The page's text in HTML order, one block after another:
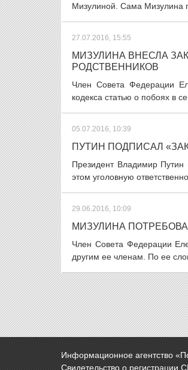
Мизулиной. Сама Мизулина
27.07.2016, 15:55
МИЗУЛИНА ВНЕСЛА
РОДСТВЕННИКОВ
Член Совета Федерации
кодекса статью о побоях в
05.07.2016, 10:39
ПУТИН ПОДПИСАЛ
Президент Владимир Путин
этом уголовную
29.06.2016, 10:09
МИЗУЛИНА
Член Совета Федерации
другим ее членам. По ее
Информационное агентство
Свидетельство о